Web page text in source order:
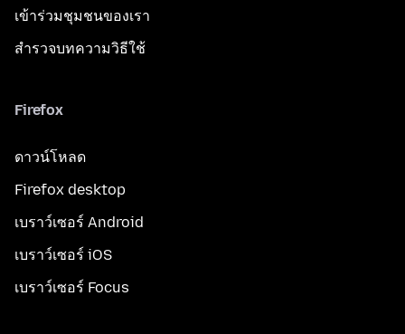
เข้าร่วมชุมชนของเรา
สำรวจบทความวิธีใช้
Firefox
ดาวน์โหลด
Firefox desktop
เบราว์เซอร์ Android
เบราว์เซอร์ iOS
เบราว์เซอร์ Focus